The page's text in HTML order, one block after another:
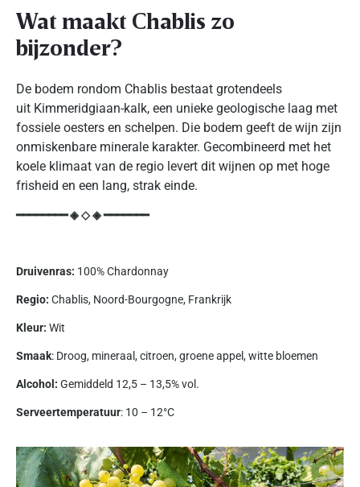
Wat maakt Chablis zo
bijzonder?
De bodem rondom Chablis bestaat grotendeels
uit Kimmeridgiaan-kalk, een unieke geologische laag met
fossiele oesters en schelpen. Die bodem geeft de wijn zijn
onmiskenbare minerale karakter. Gecombineerd met het
koele klimaat van de regio levert dit wijnen op met hoge
frisheid en een lang, strak einde.
━━━━━━━━ ◈ ◇ ◈ ━━━━━━━
Druivenras: 100% Chardonnay
Regio: Chablis, Noord-Bourgogne, Frankrijk
Kleur: Wit
Smaak: Droog, mineraal, citroen, groene appel, witte bloemen
Alcohol: Gemiddeld 12,5 – 13,5% vol.
Serveertemperatuur: 10 – 12°C